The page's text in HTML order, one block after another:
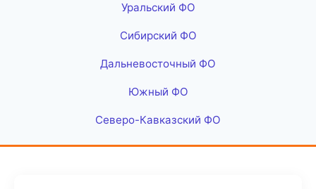
Уральский ФО
Сибирский ФО
Дальневосточный ФО
Южный ФО
Северо-Кавказский ФО